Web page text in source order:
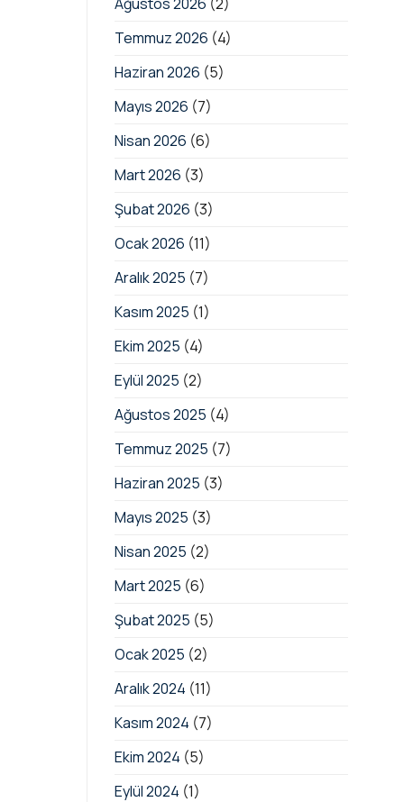
Kanunlarda
Yapılmasına
Kanun
Vergi
Düzenlemeleri
Temmuz 2026 (4)
Haziran 2026 (5)
Mayıs 2026 (7)
Nisan 2026 (6)
Mart 2026 (3)
Şubat 2026 (3)
Ocak 2026 (11)
Aralık 2025 (7)
Kasım 2025 (1)
Ekim 2025 (4)
Eylül 2025 (2)
Ağustos 2025 (4)
Temmuz 2025 (7)
Haziran 2025 (3)
Mayıs 2025 (3)
Nisan 2025 (2)
Mart 2025 (6)
Şubat 2025 (5)
Ocak 2025 (2)
Aralık 2024 (11)
Kasım 2024 (7)
Ekim 2024 (5)
Eylül 2024 (1)